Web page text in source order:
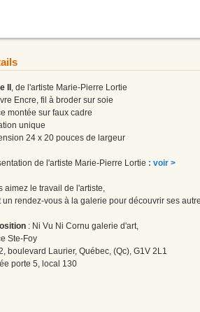
II, de l'artiste Marie-Pierre Lortie
Encre, fil à broder sur soie
montée sur faux cadre
unique
24 x 20 pouces de largeur
de l'artiste Marie-Pierre Lortie : voir >
aimez le travail de l'artiste,
un rendez-vous à la galerie pour découvrir ses
: Ni Vu Ni Cornu galerie d'art,
Ste-Foy
boulevard Laurier, Québec, (Qc), G1V 2L1
porte 5, local 130